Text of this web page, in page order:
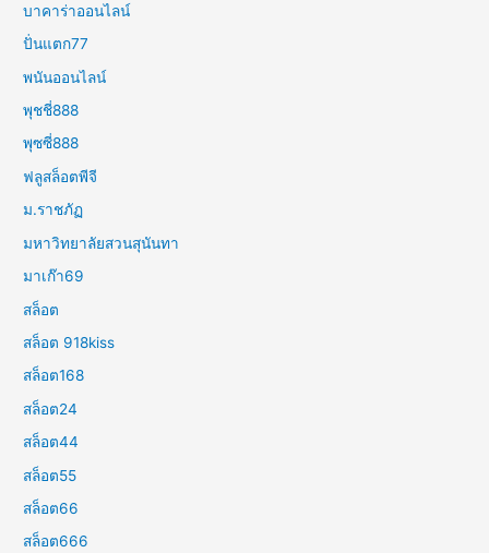
บาคาร่าออนไลน์
ปั่นแตก77
พนันออนไลน์
พุชชี่888
พุซซี่888
ฟลูสล็อตพีจี
ม.ราชภัฏ
มหาวิทยาลัยสวนสุนันทา
มาเก๊า69
สล็อต
สล็อต 918kiss
สล็อต168
สล็อต24
สล็อต44
สล็อต55
สล็อต66
สล็อต666